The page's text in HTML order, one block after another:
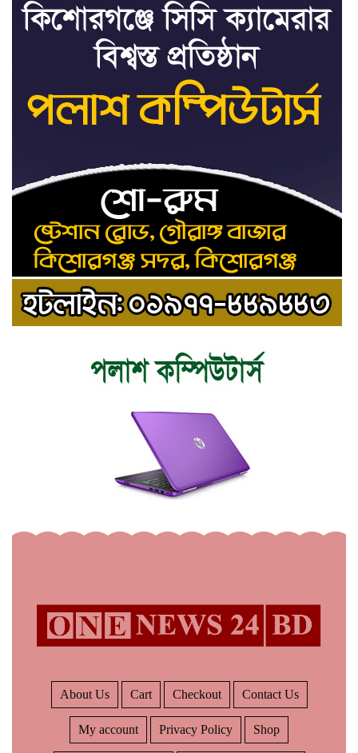
৮
৪ বিভাগে অতি ভারি বৃষ্টির সতর্কবার্তা
৯
রাষ্ট্রপতি নির্বাচনের ভোটার তালিকা পেল
ইসি
হলো ‘জুলাই গণঅভ্যুত্থান দিবস’
About Us Cart Checkout Contact Us
My account Privacy Policy Shop